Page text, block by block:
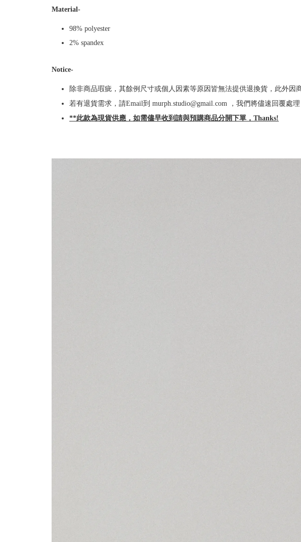
Material-
98% polyester
2% spandex
Notice-
除非商品瑕疵，其餘例尺寸或個人因素等原因皆無法提供退換貨，此外
若有退貨需求，請Email到 murph.studio@gmail.com ，我們將儘速回覆處理
**此款為現貨供應，如需儘早收到請與預購商品分開下單，Thanks!